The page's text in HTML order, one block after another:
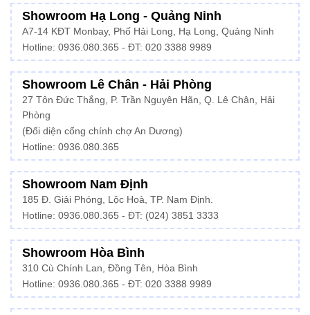
Showroom Hạ Long - Quảng Ninh
A7-14 KĐT Monbay, Phố Hải Long, Hạ Long, Quảng Ninh
Hotline: 0936.080.365 - ĐT: 020 3388 9989
Showroom Lê Chân - Hải Phòng
27 Tôn Đức Thắng, P. Trần Nguyên Hãn, Q. Lê Chân, Hải
Phòng
(Đối diện cổng chính chợ An Dương)
Hotline: 0936.080.365
Showroom Nam Định
185 Đ. Giải Phóng, Lộc Hoà, TP. Nam Định.
Hotline: 0936.080.365 - ĐT: (024) 3851 3333
Showroom Hòa Bình
310 Cù Chính Lan, Đồng Tên, Hòa Bình
Hotline: 0936.080.365 - ĐT: 020 3388 9989